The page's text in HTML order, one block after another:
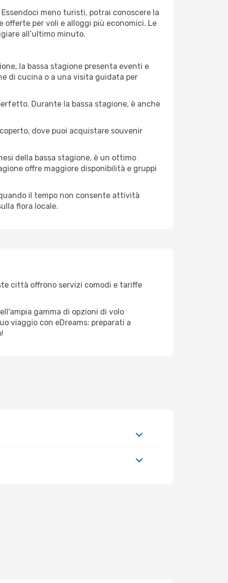
meno turisti, potrai conoscere la
per voli e alloggi più economici. Le
all’ultimo minuto.
la bassa stagione presenta eventi e
di cucina o a una visita guidata per
Durante la bassa stagione, è anche
dove puoi acquistare souvenir
della bassa stagione, è un ottimo
offre maggiore disponibilità e gruppi
il tempo non consente attività
flora locale.
città offrono servizi comodi e tariffe
gamma di opzioni di volo
viaggio con eDreams: preparati a